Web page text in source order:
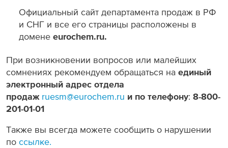
Официальный сайт департамента продаж в РФ
и СНГ и все его страницы расположены в
домене eurochem.ru.
При возникновении вопросов или малейших
сомнениях рекомендуем обращаться на единый
электронный адрес отдела
продаж ruesm@eurochem.ru и по телефону: 8-800-
201-01-01
Также вы всегда можете сообщить о нарушении
по ссылке.